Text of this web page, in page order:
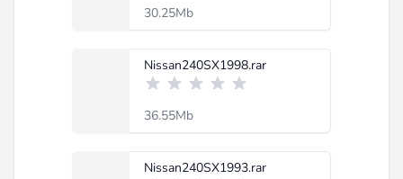
30.25Mb
Nissan240SX1998.rar
36.55Mb
Nissan240SX1993.rar